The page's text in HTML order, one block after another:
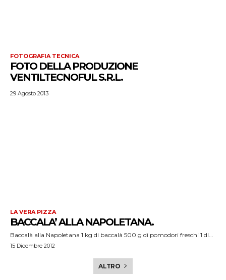
FOTOGRAFIA TECNICA
FOTO DELLA PRODUZIONE
VENTILTECNOFUL S.R.L.
29 Agosto 2013
LA VERA PIZZA
BACCALA’ ALLA NAPOLETANA.
Baccalà alla Napoletana 1 kg di baccalà 500 g di pomodori freschi 1 dl...
15 Dicembre 2012
ALTRO